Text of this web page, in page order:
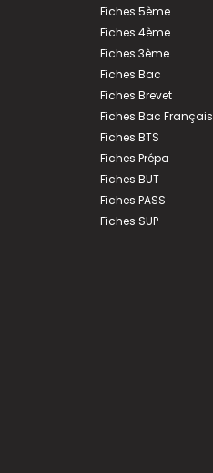
Fiches 5ème
Fiches 4ème
Fiches 3ème
Fiches Bac
Fiches Brevet
Fiches Bac Français
Fiches BTS
Fiches Prépa
Fiches BUT
Fiches PASS
Fiches SUP